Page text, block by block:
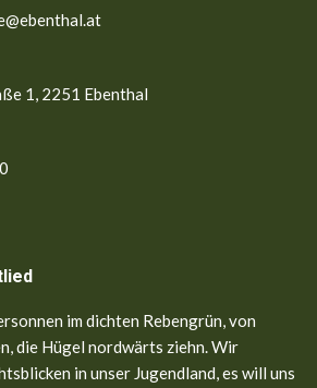
1, 2251 Ebenthal
im dichten Rebengrün, von
die Hügel nordwärts ziehn. Wir
in unser Jugendland, es will uns